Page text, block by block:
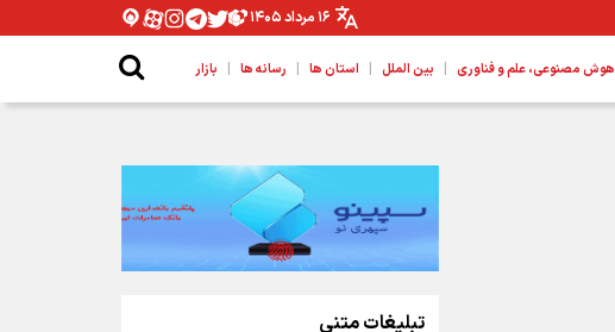
۱۶ مرداد ۱۴۰۵
هوش مصنوعی، علم و فناوری | بین الملل | استان ها | رسانه ها | بازار
تبلیغات متنی